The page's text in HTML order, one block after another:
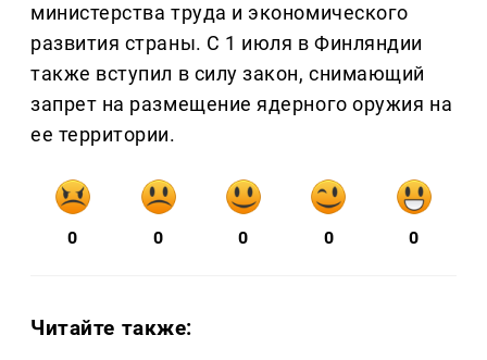
министерства труда и экономического
развития страны. С 1 июля в Финляндии
также вступил в силу закон, снимающий
запрет на размещение ядерного оружия на
ее территории.
0 0 0 0 0
Читайте также: